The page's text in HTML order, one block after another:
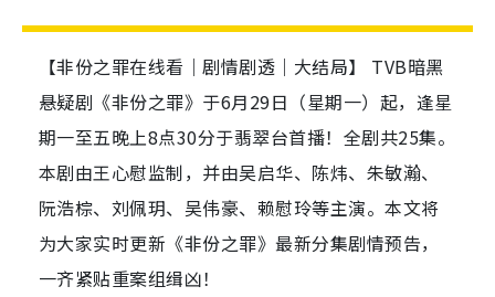
【非份之罪在线看｜剧情剧透｜大结局】 TVB暗黑
悬疑剧《非份之罪》于6月29日（星期一）起，逢星
期一至五晚上8点30分于翡翠台首播！全剧共25集。
本剧由王心慰监制，并由吴启华、陈炜、朱敏瀚、
阮浩棕、刘佩玥、吴伟豪、赖慰玲等主演。本文将
为大家实时更新《非份之罪》最新分集剧情预告，
一齐紧贴重案组缉凶！